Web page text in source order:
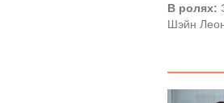
В ролях:
Шэйн